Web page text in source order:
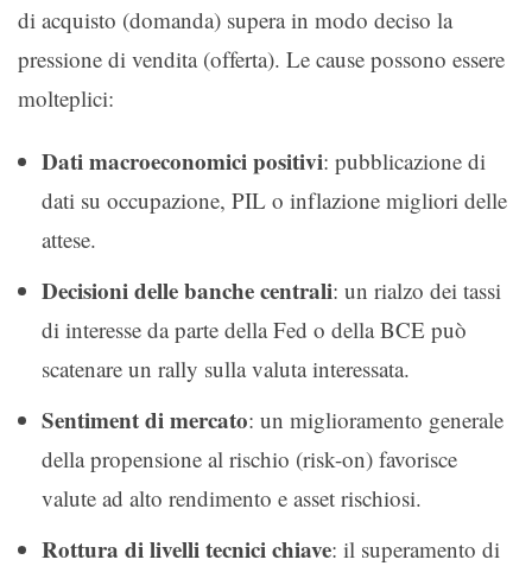
di acquisto (domanda) supera in modo deciso la
pressione di vendita (offerta). Le cause possono essere
molteplici:
Dati macroeconomici positivi: pubblicazione di
dati su occupazione, PIL o inflazione migliori delle
attese.
Decisioni delle banche centrali: un rialzo dei tassi
di interesse da parte della Fed o della BCE può
scatenare un rally sulla valuta interessata.
Sentiment di mercato: un miglioramento generale
della propensione al rischio (risk-on) favorisce
valute ad alto rendimento e asset rischiosi.
Rottura di livelli tecnici chiave: il superamento di